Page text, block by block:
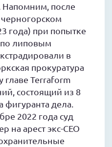
Напомним, после
черногорском
года) при попытке
по липовым
в
прокуратура
Terraform
состоящий из 8
фигуранта дела.
2022 года суд
на арест экс-CEO